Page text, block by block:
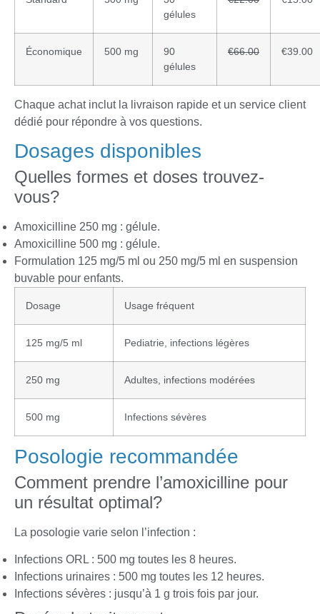
gélules
Économique 500 mg
90
gélules
€66.00 €39.00
Chaque achat inclut la livraison rapide et un service client
dédié pour répondre à vos questions.
Dosages disponibles
Quelles formes et doses trouvez-
vous?
Amoxicilline 250 mg : gélule.
Amoxicilline 500 mg : gélule.
Formulation 125 mg/5 ml ou 250 mg/5 ml en suspension
buvable pour enfants.
Dosage Usage fréquent
125 mg/5 ml Pediatrie, infections légères
250 mg Adultes, infections modérées
500 mg Infections sévères
Posologie recommandée
Comment prendre l’amoxicilline pour
un résultat optimal?
La posologie varie selon l’infection :
Infections ORL : 500 mg toutes les 8 heures.
Infections urinaires : 500 mg toutes les 12 heures.
Infections sévères : jusqu’à 1 g trois fois par jour.